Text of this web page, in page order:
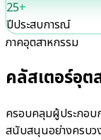
25+
ปีประสบการณ์
ภาคอุตสาหกรรม
คลัสเตอร์อุต
ครอบคลุมผู้ประกอบ
สนับสนุนอย่างครบว